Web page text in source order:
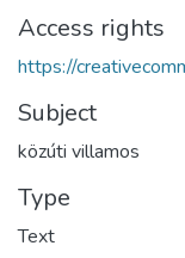
Access rights
https://
Subject
közúti villamos
Type
Text